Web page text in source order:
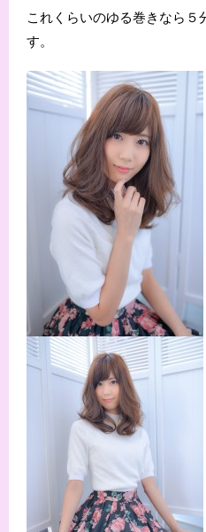
これくらいのゆる巻きなら５
す。